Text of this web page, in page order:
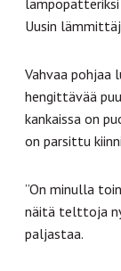
Uusin
Vahvaa
hengittävää
kankaissa on
on parsittu
”On minulla
näitä telttoja
paljastaa.